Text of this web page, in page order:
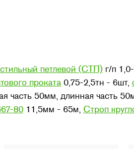
петлевой (СТП) г/п
проката0,75-2,5тн - 6шт,
часть 50мм, длинная часть
8011,5мм - 65м, Строп